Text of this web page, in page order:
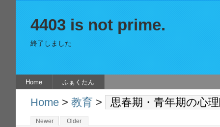
4403 is not prime.
終了しました
Home ふぁくたん
Home >教育 > 思春期・青年期の心理
Newer Older